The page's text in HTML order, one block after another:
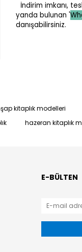
İndirim imkanı,
yanda bulunan '
danışabilirsiniz.
kitaplık modelleri
hazeran kitaplık
E-BÜLTEN